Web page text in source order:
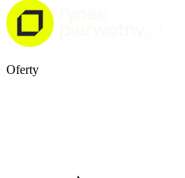
Oferty